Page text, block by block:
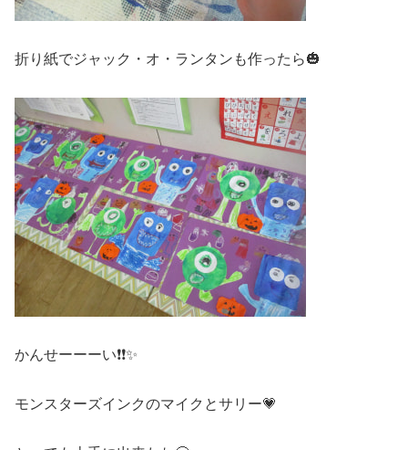
折り紙でジャック・オ・ランタンも作ったら🎃
かんせーーーい❗❗✨
モンスターズインクのマイクとサリー💗